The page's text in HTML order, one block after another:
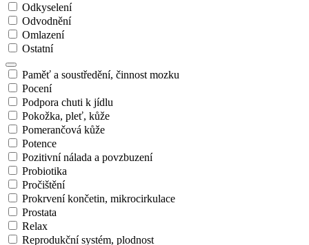
Odkyselení
Odvodnění
Omlazení
Ostatní
Paměť a soustředění, činnost mozku
Pocení
Podpora chuti k jídlu
Pokožka, pleť, kůže
Pomerančová kůže
Potence
Pozitivní nálada a povzbuzení
Probiotika
Pročištění
Prokrvení končetin, mikrocirkulace
Prostata
Relax
Reprodukční systém, plodnost